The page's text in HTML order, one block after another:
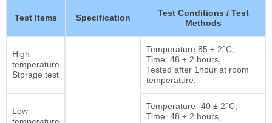
Test Items Specification
Test Conditions / Test
Methods
High
temperature
Storage test
Temperature 85 ± 2°C,
Time: 48 ± 2 hours,
Tested after 1hour at room
temperature.
Low
Temperature -40 ± 2°C,
Time: 48 ± 2 hours,